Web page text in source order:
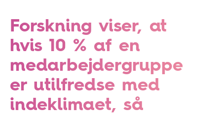
Forskning viser, at
hvis 10 % af en
medarbejdergruppe
er utilfredse med
indeklimaet, så